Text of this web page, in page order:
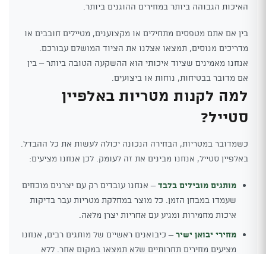
האיכות הגבוהה ביותר במחירים ההוגנים ביותר.
בין אם אתם מטפסים מתחילים או מקצוענים, מטיילים חובבים או
מדריכים מנוסים, תמצאו אצלנו את הציוד המושלם עבורכם.
אנחנו מאמינים שציוד איכותי הוא ההשקעה הטובה ביותר – בין
אם מדובר בבטיחות, נוחות או ביצועים.
למה לקנות מטריות באלפיין
סטייל?
כשמדובר במטריות, הבחירה הנכונה יכולה לעשות את כל ההבדל.
באלפיין סטייל, אנחנו מבינים את זה לעומק. לכן אנחנו מציעים:
מותגים מובילים בלבד– אנחנו עובדים רק עם יצרנים מוכחים
שעמדו במבחן הזמן. כל מוצר במחלקת מטריות עבר בדיקות
איכות מחמירות ומגיע עם אחריות יצרן מלאה.
מחירי יבואן ישיר– כיבואנים ראשיים של מותגים רבים, אנחנו
מציעים מחירים תחרותיים שלא תמצאו במקום אחר. ללא